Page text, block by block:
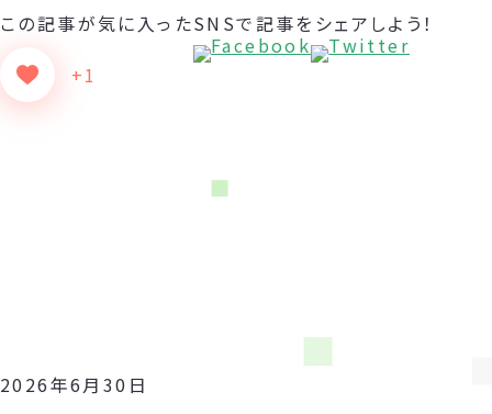
この記事が気に入った
+1
SNSで記事をシェアしよう！
2026年6月30日